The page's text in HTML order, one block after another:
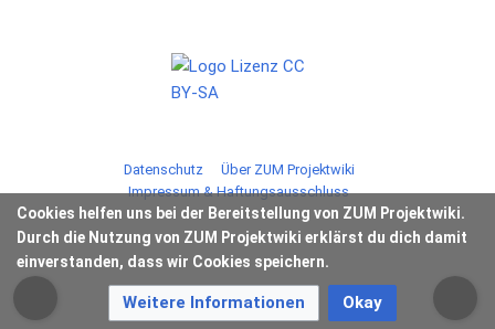
Cookies helfen uns bei der Bereitstellung von ZUM Projektwiki.
Durch die Nutzung von ZUM Projektwiki erklärst du dich damit
einverstanden, dass wir Cookies speichern.
Weitere Informationen Okay
Datenschutz
Über ZUM Projektwiki
Impressum & Haftungsausschluss